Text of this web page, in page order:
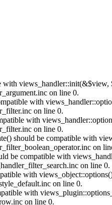
with views_handler::init(&$view,
on line 0.
with
on line 0.
with
on line 0.
should be compatible with
on
be compatible with
on line 0.
with
on line 0.
with
on line 0.